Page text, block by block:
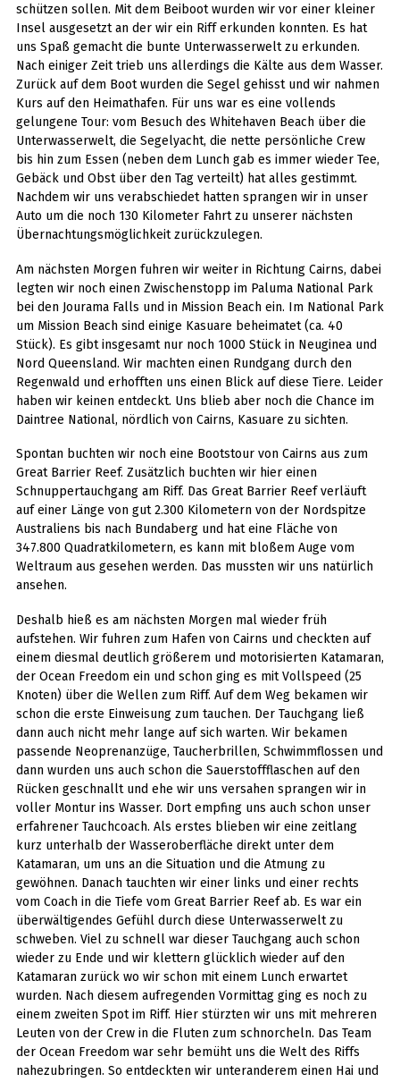
schützen sollen. Mit dem Beiboot wurden wir vor einer kleiner
Insel ausgesetzt an der wir ein Riff erkunden konnten. Es hat
uns Spaß gemacht die bunte Unterwasserwelt zu erkunden.
Nach einiger Zeit trieb uns allerdings die Kälte aus dem Wasser.
Zurück auf dem Boot wurden die Segel gehisst und wir nahmen
Kurs auf den Heimathafen. Für uns war es eine vollends
gelungene Tour: vom Besuch des Whitehaven Beach über die
Unterwasserwelt, die Segelyacht, die nette persönliche Crew
bis hin zum Essen (neben dem Lunch gab es immer wieder Tee,
Gebäck und Obst über den Tag verteilt) hat alles gestimmt.
Nachdem wir uns verabschiedet hatten sprangen wir in unser
Auto um die noch 130 Kilometer Fahrt zu unserer nächsten
Übernachtungsmöglichkeit zurückzulegen.
Am nächsten Morgen fuhren wir weiter in Richtung Cairns, dabei
legten wir noch einen Zwischenstopp im Paluma National Park
bei den Jourama Falls und in Mission Beach ein. Im National Park
um Mission Beach sind einige Kasuare beheimatet (ca. 40
Stück). Es gibt insgesamt nur noch 1000 Stück in Neuginea und
Nord Queensland. Wir machten einen Rundgang durch den
Regenwald und erhofften uns einen Blick auf diese Tiere. Leider
haben wir keinen entdeckt. Uns blieb aber noch die Chance im
Daintree National, nördlich von Cairns, Kasuare zu sichten.
Spontan buchten wir noch eine Bootstour von Cairns aus zum
Great Barrier Reef. Zusätzlich buchten wir hier einen
Schnuppertauchgang am Riff. Das Great Barrier Reef verläuft
auf einer Länge von gut 2.300 Kilometern von der Nordspitze
Australiens bis nach Bundaberg und hat eine Fläche von
347.800 Quadratkilometern, es kann mit bloßem Auge vom
Weltraum aus gesehen werden. Das mussten wir uns natürlich
ansehen.
Deshalb hieß es am nächsten Morgen mal wieder früh
aufstehen. Wir fuhren zum Hafen von Cairns und checkten auf
einem diesmal deutlich größerem und motorisierten Katamaran,
der Ocean Freedom ein und schon ging es mit Vollspeed (25
Knoten) über die Wellen zum Riff. Auf dem Weg bekamen wir
schon die erste Einweisung zum tauchen. Der Tauchgang ließ
dann auch nicht mehr lange auf sich warten. Wir bekamen
passende Neoprenanzüge, Taucherbrillen, Schwimmflossen und
dann wurden uns auch schon die Sauerstoffflaschen auf den
Rücken geschnallt und ehe wir uns versahen sprangen wir in
voller Montur ins Wasser. Dort empfing uns auch schon unser
erfahrener Tauchcoach. Als erstes blieben wir eine zeitlang
kurz unterhalb der Wasseroberfläche direkt unter dem
Katamaran, um uns an die Situation und die Atmung zu
gewöhnen. Danach tauchten wir einer links und einer rechts
vom Coach in die Tiefe vom Great Barrier Reef ab. Es war ein
überwältigendes Gefühl durch diese Unterwasserwelt zu
schweben. Viel zu schnell war dieser Tauchgang auch schon
wieder zu Ende und wir klettern glücklich wieder auf den
Katamaran zurück wo wir schon mit einem Lunch erwartet
wurden. Nach diesem aufregenden Vormittag ging es noch zu
einem zweiten Spot im Riff. Hier stürzten wir uns mit mehreren
Leuten von der Crew in die Fluten zum schnorcheln. Das Team
der Ocean Freedom war sehr bemüht uns die Welt des Riffs
nahezubringen. So entdeckten wir unteranderem einen Hai und